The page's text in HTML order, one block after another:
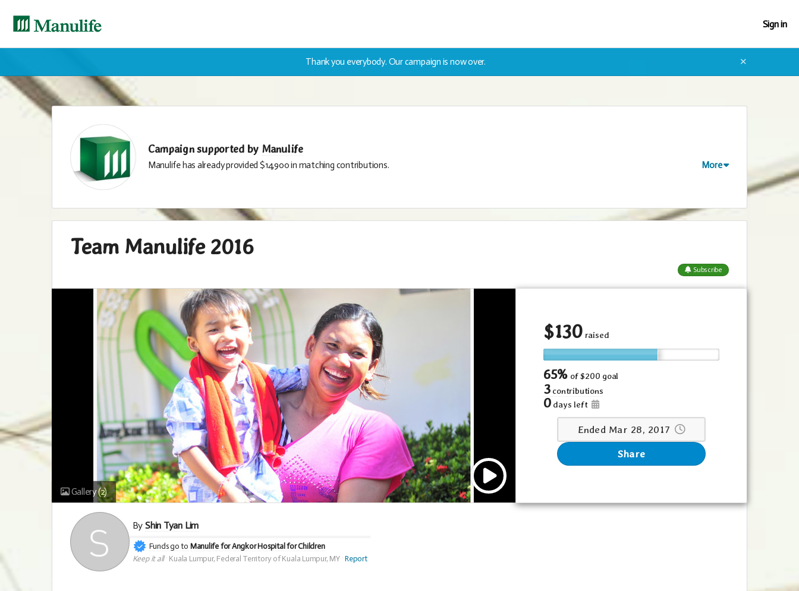
Sign in
Thank you everybody. Our campaign is now over. ✕
Campaign supported by Manulife
Manulife has already provided $14,900 in matching contributions. More
Manulife Cambodia is committed to support the communities in which it conducts business, in the activities of volunteers, health & wellness and education. Our office will
match your contribution to this campaign dollar for dollar up to a maximum of $15,000.
Team Manulife 2016
Subscribe
Gallery(2)
$130 raised
65% of $200 goal
3 contributions
0 days left
Ended Mar 28, 2017
Share
ByShin Tyan Lim
Funds go to Manulife for Angkor Hospital for Children
Keep it all Kuala Lumpur, Federal Territory of Kuala Lumpur, MY Report